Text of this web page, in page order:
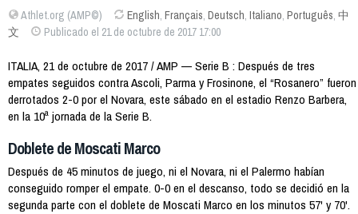
Athlet.org (AMP©) English, Français, Deutsch, Italiano, Português, 中
文
Publicado el 21 de octubre de 2017 17:00
ITALIA, 21 de octubre de 2017 / AMP — Serie B : Después de tres
empates seguidos contra Ascoli, Parma y Frosinone, el “Rosanero” fueron
derrotados 2-0 por el Novara, este sábado en el estadio Renzo Barbera,
en la 10ª jornada de la Serie B.
Doblete de Moscati Marco
Después de 45 minutos de juego, ni el Novara, ni el Palermo habían
conseguido romper el empate. 0-0 en el descanso, todo se decidió en la
segunda parte con el doblete de Moscati Marco en los minutos 57' y 70'.